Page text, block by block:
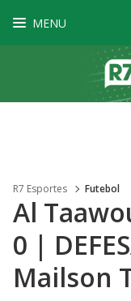
MENU
R7 Esportes Futebol
Al
0 |
Mailson